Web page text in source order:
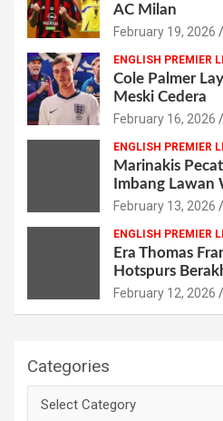
AC Milan
February 19, 2026
ENGLISH PREMIER
Cole Palmer
Meski Cedera
February 16, 2026
ENGLISH PREMIER
Marinakis
Imbang Lawan
February 13, 2026
ENGLISH PREMIER
Era Thomas
Hotspurs
February 12, 2026
Categories